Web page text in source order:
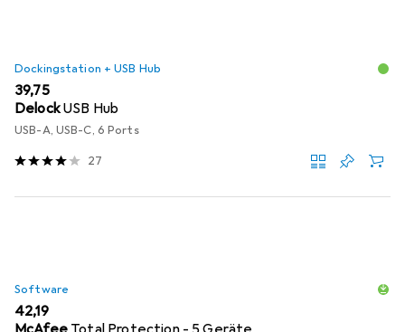
Dockingstation + USB Hub
EUR
39,75
DelockUSB Hub
USB-A, USB-C, 6 Ports
27
Software
EUR
42,19